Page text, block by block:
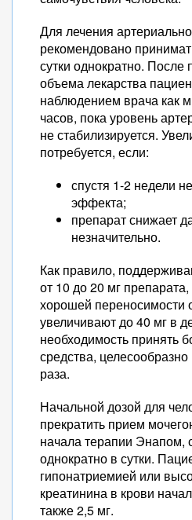
Для лечения
рекомендовано
сутки однократно. После
объема лекарства
наблюдением врача как
часов, пока уровень
не стабилизируется.
потребуется, если:
спустя 1-2 недели
эффекта;
препарат снижает
незначительно.
Как правило,
от 10 до 20 мг
хорошей переносимости
увеличивают до 40 мг в
необходимость принять
средства,
раза.
Начальной дозой для
прекратить прием
начала терапии Энапом,
однократно в сутки.
гипонатриемией или
креатинина в крови
также 2,5 мг.